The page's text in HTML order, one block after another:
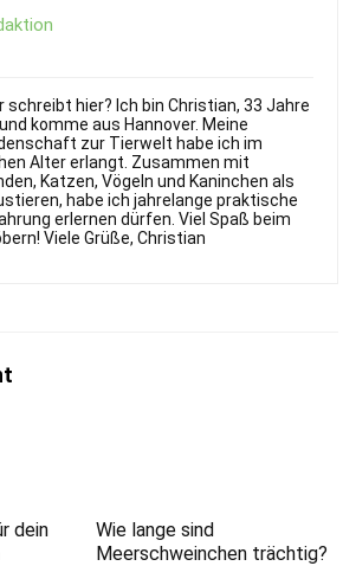
schreibt hier? Ich bin Christian, 33 Jahre
komme aus Hannover. Meine
zur Tierwelt habe ich im
Alter erlangt. Zusammen mit
Katzen, Vögeln und Kaninchen als
habe ich jahrelange praktische
erlernen dürfen. Viel Spaß beim
Viele Grüße, Christian
dein
Wie lange sind
Meerschweinchen trächtig?